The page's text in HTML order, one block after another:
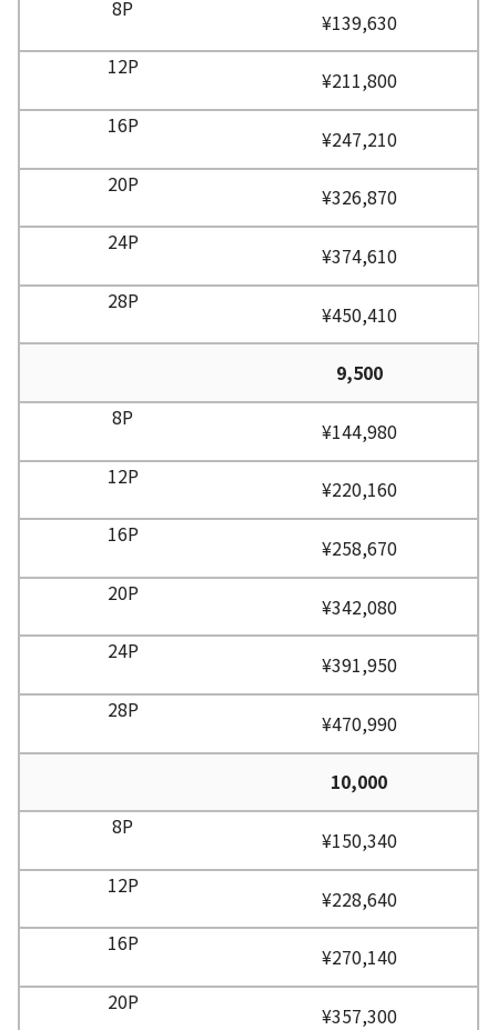
¥139,630
¥211,800
¥247,210
¥326,870
¥374,610
¥450,410
9,500
¥144,980
¥220,160
¥258,670
¥342,080
¥391,950
¥470,990
10,000
¥150,340
¥228,640
¥270,140
¥357,300